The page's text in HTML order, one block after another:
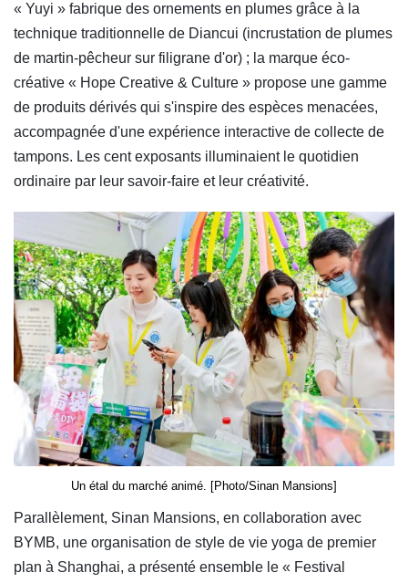
« Yuyi » fabrique des ornements en plumes grâce à la
technique traditionnelle de Diancui (incrustation de plumes
de martin-pêcheur sur filigrane d'or) ; la marque éco-
créative « Hope Creative & Culture » propose une gamme
de produits dérivés qui s'inspire des espèces menacées,
accompagnée d'une expérience interactive de collecte de
tampons. Les cent exposants illuminaient le quotidien
ordinaire par leur savoir-faire et leur créativité.
Un étal du marché animé. [Photo/Sinan Mansions]
Parallèlement, Sinan Mansions, en collaboration avec
BYMB, une organisation de style de vie yoga de premier
plan à Shanghai, a présenté ensemble le « Festival